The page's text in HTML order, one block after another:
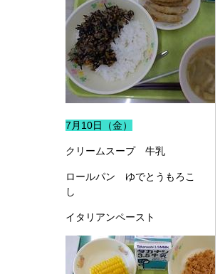
7月10日（金）
クリームスープ 牛乳
ロールパン ゆでとうもろこ
し
イタリアンペースト